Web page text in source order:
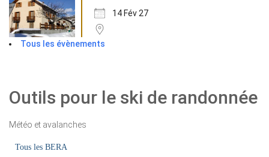
14 Fév 27
Tous les évènements
Outils pour le ski de randonnée
Météo et avalanches
Tous les BERA